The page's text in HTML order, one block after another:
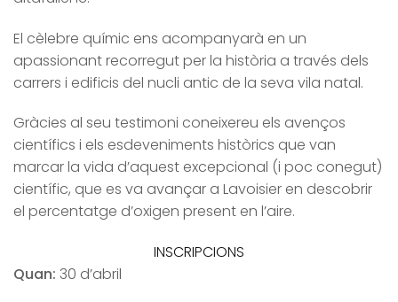
El cèlebre químic ens acompanyarà en un
apassionant recorregut per la història a través dels
carrers i edificis del nucli antic de la seva vila natal.
Gràcies al seu testimoni coneixereu els avenços
científics i els esdeveniments històrics que van
marcar la vida d’aquest excepcional (i poc conegut)
científic, que es va avançar a Lavoisier en descobrir
el percentatge d’oxigen present en l’aire.
INSCRIPCIONS
Quan: 30 d’abril